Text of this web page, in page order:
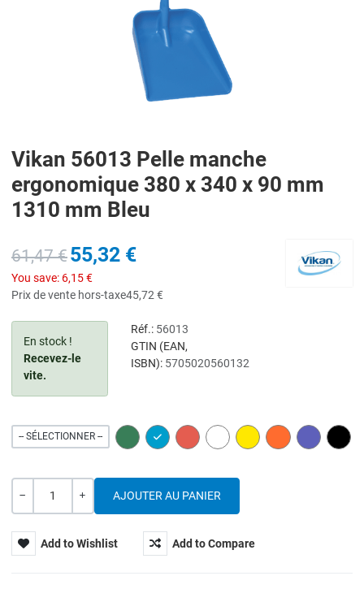
Vikan 56013 Pelle manche
ergonomique 380 x 340 x 90 mm
1310 mm Bleu
61,47 €55,32 €
You save: 6,15 €
Prix de vente hors-taxe45,72 €
En stock !
Recevez-le
vite.
Réf.: 56013
GTIN (EAN,
ISBN): 5705020560132
-- SÉLECTIONNER -- GREEN BLUE RED WHITE YELLOW ORANGE PURPLE
Quantité
Add to Wishlist Add to Compare